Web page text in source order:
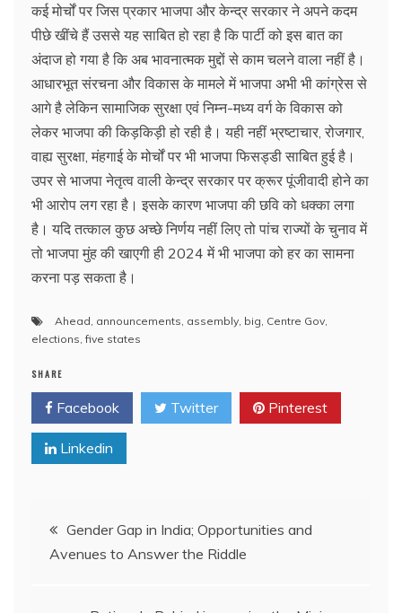
कई मोर्चों पर जिस प्रकार भाजपा और केन्द्र सरकार ने अपने कदम
पीछे खींचे हैं उससे यह साबित हो रहा है कि पार्टी को इस बात का
अंदाज हो गया है कि अब भावनात्मक मुद्दों से काम चलने वाला नहीं है।
आधारभूत संरचना और विकास के मामले में भाजपा अभी भी कांग्रेस से
आगे है लेकिन सामाजिक सुरक्षा एवं निम्न-मध्य वर्ग के विकास को
लेकर भाजपा की किड़किड़ी हो रही है। यही नहीं भ्रष्टाचार, रोजगार,
वाह्य सुरक्षा, मंहगाई के मोर्चों पर भी भाजपा फिसड्डी साबित हुई है।
उपर से भाजपा नेतृत्व वाली केन्द्र सरकार पर क्रूर पूंजीवादी होने का
भी आरोप लग रहा है। इसके कारण भाजपा की छवि को धक्का लगा
है। यदि तत्काल कुछ अच्छे निर्णय नहीं लिए तो पांच राज्यों के चुनाव में
तो भाजपा मुंह की खाएगी ही 2024 में भी भाजपा को हर का सामना
करना पड़ सकता है।
Ahead announcements assembly big Centre Gov
elections ,five states
SHARE
Facebook Twitter Pinterest
Linkedin
Post
navigation
Gender Gap in India; Opportunities and
Avenues to Answer the Riddle